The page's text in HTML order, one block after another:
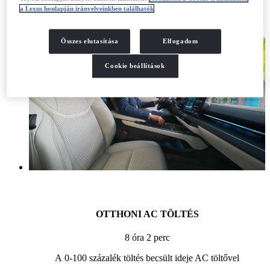
OTTHONI AC TÖLTÉS
8 óra 2 perc
A 0-100 százalék töltés becsült ideje AC töltővel
a Lexus honlapján irányelveinkben találhatók
Összes elutasítása Elfogadom
Cookie beállítások